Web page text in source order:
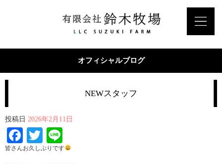
オフィシャルブログ
NEWスタッフ
投稿日 2026年2月11日
Facebook
Twitter
皆さんお久しぶりです